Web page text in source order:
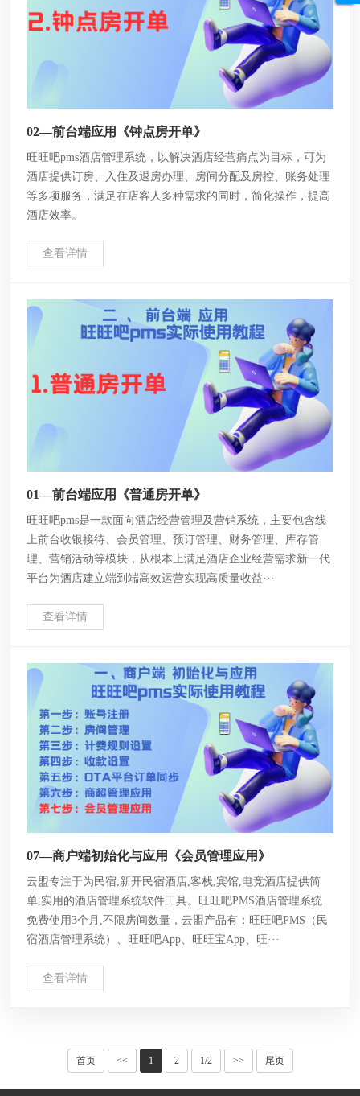
02—前台端应用《钟点房开单》
旺旺吧pms酒店管理系统，以解决酒店经营痛点为目标，可为
酒店提供订房、入住及退房办理、房间分配及房控、账务处理
等多项服务，满足在店客人多种需求的同时，简化操作，提高
酒店效率。
查看详情
01—前台端应用《普通房开单》
旺旺吧pms是一款面向酒店经营管理及营销系统，主要包含线
上前台收银接待、会员管理、预订管理、财务管理、库存管
理、营销活动等模块，从根本上满足酒店企业经营需求新一代
平台为酒店建立端到端高效运营实现高质量收益···
查看详情
07—商户端初始化与应用《会员管理应用》
云盟专注于为民宿,新开民宿酒店,客栈,宾馆,电竞酒店提供简
单,实用的酒店管理系统软件工具。旺旺吧PMS酒店管理系统
免费使用3个月,不限房间数量，云盟产品有：旺旺吧PMS（民
宿酒店管理系统）、旺旺吧App、旺旺宝App、旺···
查看详情
首页 << 1 2 1/2 >> 尾页